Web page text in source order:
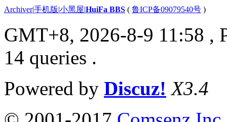
Archiver|手机版|小黑屋|HuiFa BBS ( 鲁ICP备09079540号 )
GMT+8, 2026-8-9 11:58 ,
14 queries .
Powered by Discuz! X3.4